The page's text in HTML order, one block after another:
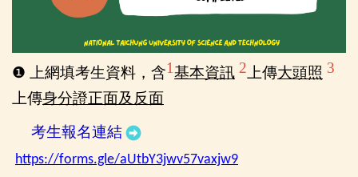
❶ 上網填考生資料，含1基本資訊 2 上傳大頭照 3
上傳身分證正面及反面
考生報名連結
https://forms.gle/aUtbY3jwv57vaxjw9